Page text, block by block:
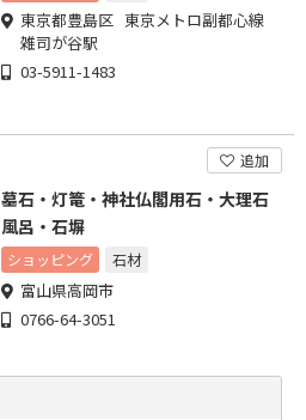
東京都豊島区 東京メトロ副都心線
雑司が谷駅
03-5911-1483
追加
墓石・灯篭・神社仏閣用石・大理石
風呂・石塀
ショッピング 石材
富山県高岡市
0766-64-3051